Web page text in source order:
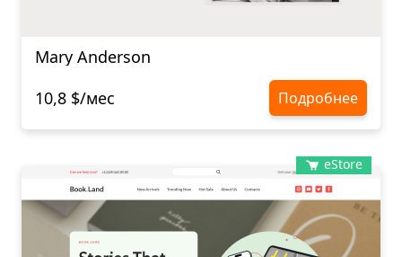
Mary Anderson
10,8 $/мес
Подробнее
eStore